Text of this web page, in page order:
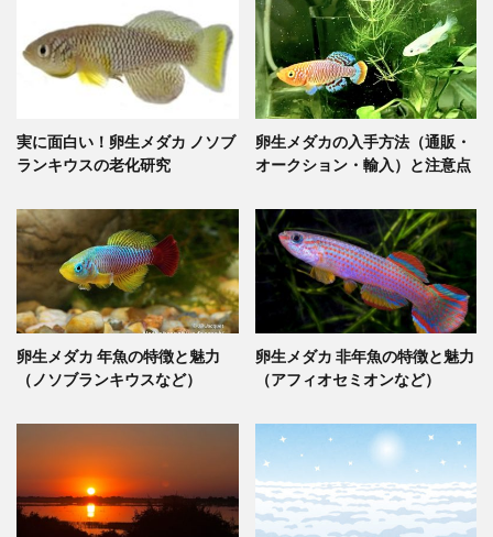
実に面白い！卵生メダカ ノソブ
ランキウスの老化研究
卵生メダカの入手方法（通販・
オークション・輸入）と注意点
卵生メダカ 年魚の特徴と魅力
（ノソブランキウスなど）
卵生メダカ 非年魚の特徴と魅力
（アフィオセミオンなど）